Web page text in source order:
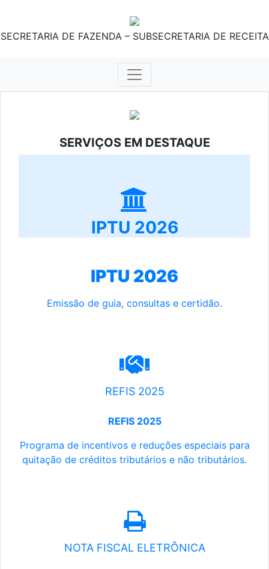
SECRETARIA DE FAZENDA – SUBSECRETARIA DE RECEITA
SERVIÇOS EM DESTAQUE
IPTU 2026
IPTU 2026
Emissão de guia, consultas e certidão.
REFIS 2025
REFIS 2025
Programa de incentivos e reduções especiais para
quitação de créditos tributários e não tributários.
NOTA FISCAL ELETRÔNICA